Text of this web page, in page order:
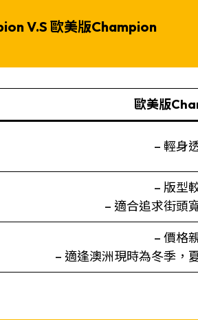
V.S 歐美版Champion
歐美版
– 輕身
– 版型
– 適合追求街頭
– 價格
– 適逢澳洲現時為冬季，